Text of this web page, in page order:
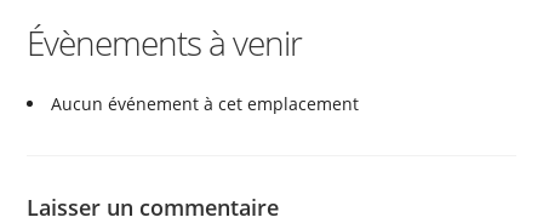
Évènements à venir
Aucun événement à cet emplacement
Laisser un commentaire